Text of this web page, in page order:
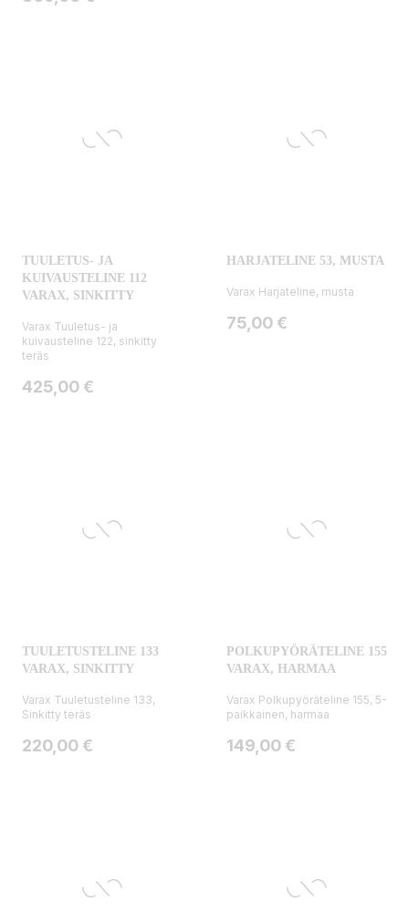
TUULETUS- JA
KUIVAUSTELINE 112
VARAX, SINKITTY
Varax Tuuletus- ja
kuivausteline 122, sinkitty
teräs
Hinta
425,00 €
HARJATELINE 53, MUSTA
Varax Harjateline, musta
Hinta
75,00 €
TUULETUSTELINE 133
VARAX, SINKITTY
Varax Tuuletusteline 133,
Sinkitty teräs
Hinta
220,00 €
POLKUPYÖRÄTELINE 155
VARAX, HARMAA
Varax Polkupyöräteline 155, 5-
paikkainen, harmaa
Hinta
149,00 €